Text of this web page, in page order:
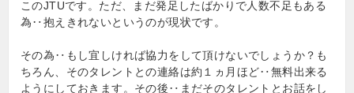
このJTUです。ただ、まだ発足したばかりで人数不足もある
為‥抱えきれないというのが現状です。
その為‥もし宜しければ協力をして頂けないでしょうか？も
ちろん、そのタレントとの連絡は約１ヵ月ほど‥無料出来る
ようにしておきます。その後‥まだそのタレントとお話をし